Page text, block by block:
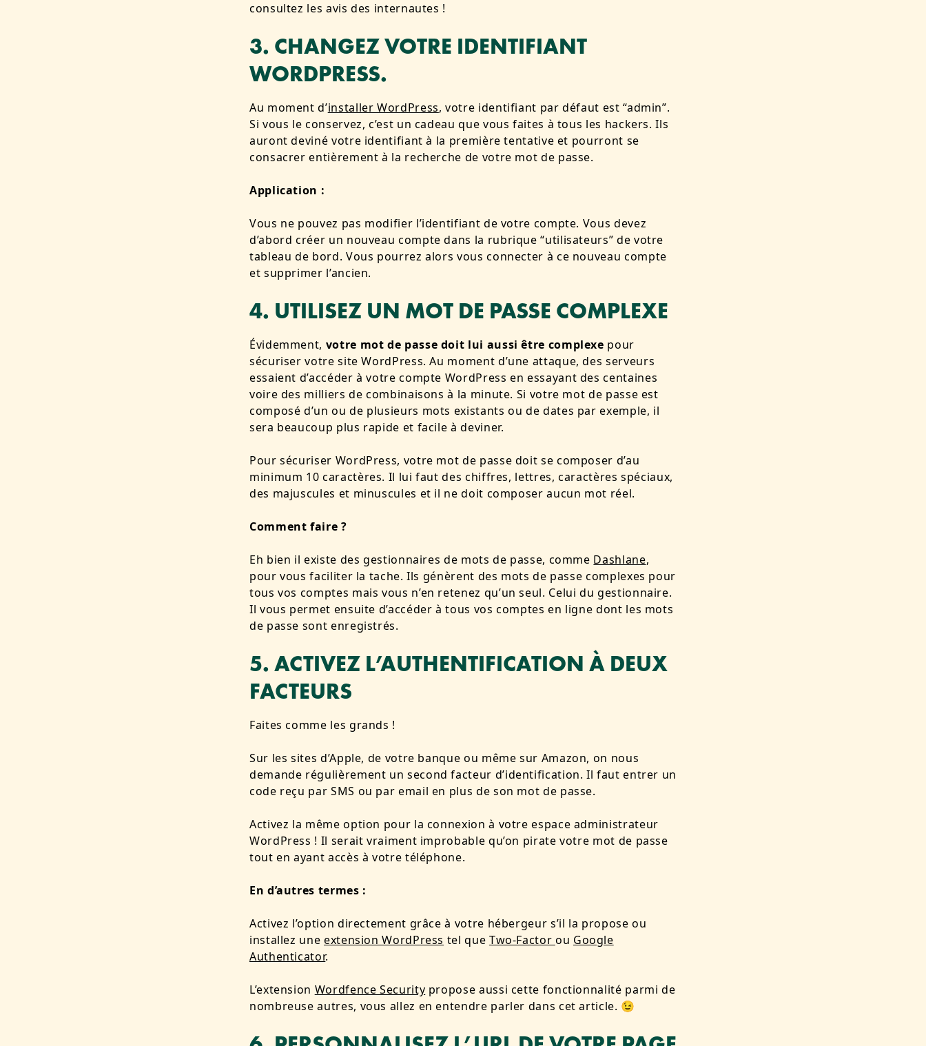
consultez les avis des internautes !
3. CHANGEZ VOTRE IDENTIFIANT
WORDPRESS.
Au moment d’installer WordPress, votre identifiant par défaut est “admin”.
Si vous le conservez, c’est un cadeau que vous faites à tous les hackers. Ils
auront deviné votre identifiant à la première tentative et pourront se
consacrer entièrement à la recherche de votre mot de passe.
Application :
Vous ne pouvez pas modifier l’identifiant de votre compte. Vous devez
d’abord créer un nouveau compte dans la rubrique “utilisateurs” de votre
tableau de bord. Vous pourrez alors vous connecter à ce nouveau compte
et supprimer l’ancien.
4. UTILISEZ UN MOT DE PASSE COMPLEXE
Évidemment, votre mot de passe doit lui aussi être complexe pour
sécuriser votre site WordPress. Au moment d’une attaque, des serveurs
essaient d’accéder à votre compte WordPress en essayant des centaines
voire des milliers de combinaisons à la minute. Si votre mot de passe est
composé d’un ou de plusieurs mots existants ou de dates par exemple, il
sera beaucoup plus rapide et facile à deviner.
Pour sécuriser WordPress, votre mot de passe doit se composer d’au
minimum 10 caractères. Il lui faut des chiffres, lettres, caractères spéciaux,
des majuscules et minuscules et il ne doit composer aucun mot réel.
Comment faire ?
Eh bien il existe des gestionnaires de mots de passe, comme Dashlane,
pour vous faciliter la tache. Ils génèrent des mots de passe complexes pour
tous vos comptes mais vous n’en retenez qu’un seul. Celui du gestionnaire.
Il vous permet ensuite d’accéder à tous vos comptes en ligne dont les mots
de passe sont enregistrés.
5. ACTIVEZ L’AUTHENTIFICATION À DEUX
FACTEURS
Faites comme les grands !
Sur les sites d’Apple, de votre banque ou même sur Amazon, on nous
demande régulièrement un second facteur d’identification. Il faut entrer un
code reçu par SMS ou par email en plus de son mot de passe.
Activez la même option pour la connexion à votre espace administrateur
WordPress ! Il serait vraiment improbable qu’on pirate votre mot de passe
tout en ayant accès à votre téléphone.
En d’autres termes :
Activez l’option directement grâce à votre hébergeur s’il la propose ou
installez une extension WordPress tel que Two-Factor ou Google
Authenticator.
L’extension Wordfence Security propose aussi cette fonctionnalité parmi de
nombreuse autres, vous allez en entendre parler dans cet article. 😉